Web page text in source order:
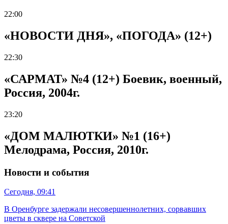
22:00
«НОВОСТИ ДНЯ», «ПОГОДА» (12+)
22:30
«САРМАТ» №4 (12+) Боевик, военный,
Россия, 2004г.
23:20
«ДОМ МАЛЮТКИ» №1 (16+)
Мелодрама, Россия, 2010г.
Новости и события
Сегодня, 09:41
В Оренбурге задержали несовершеннолетних, сорвавших
цветы в сквере на Советской